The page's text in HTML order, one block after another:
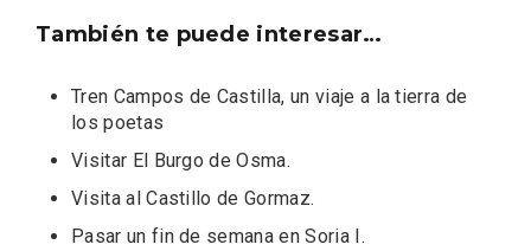
También te puede interesar…
Tren Campos de Castilla, un viaje a la tierra de
los poetas
Visitar El Burgo de Osma.
Visita al Castillo de Gormaz.
Pasar un fin de semana en Soria I.
de la Trufa Negra de Soria